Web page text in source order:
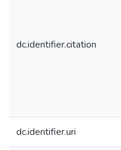
dc.identifier.citation
dc.identifier.uri